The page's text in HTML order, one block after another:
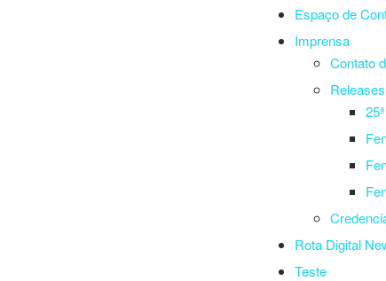
Espaço de
Imprensa
Contato
Rota Digital
Teste